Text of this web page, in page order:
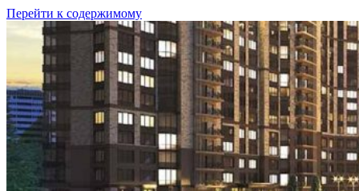
Перейти к содержимому